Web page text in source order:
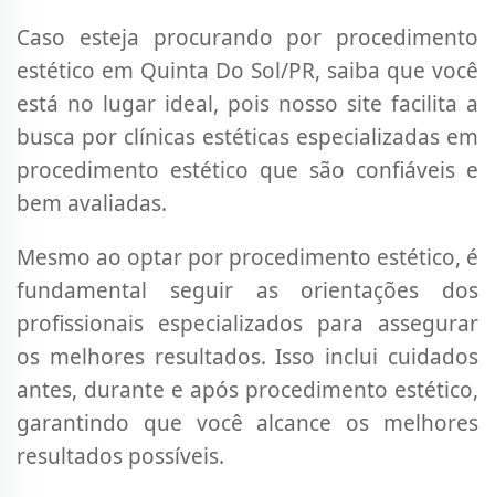
Caso esteja procurando por procedimento
estético em Quinta Do Sol/PR, saiba que você
está no lugar ideal, pois nosso site facilita a
busca por clínicas estéticas especializadas em
procedimento estético que são confiáveis e
bem avaliadas.
Mesmo ao optar por procedimento estético, é
fundamental seguir as orientações dos
profissionais especializados para assegurar
os melhores resultados. Isso inclui cuidados
antes, durante e após procedimento estético,
garantindo que você alcance os melhores
resultados possíveis.